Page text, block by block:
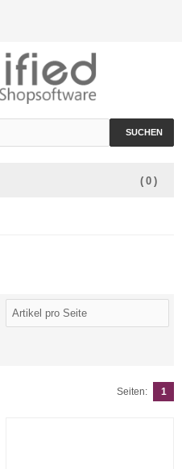
SUCHEN
( 0 )
Seiten: 1